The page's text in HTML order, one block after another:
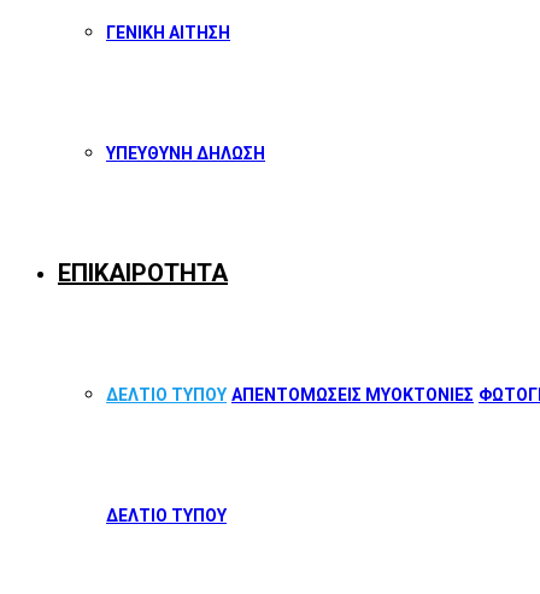
ΓΕΝΙΚΗ ΑΙΤΗΣΗ
ΥΠΕΥΘΥΝΗ ΔΗΛΩΣΗ
ΕΠΙΚΑΙΡΟΤΗΤΑ
ΔΕΛΤΙΟ ΤΥΠΟΥ ΑΠΕΝΤΟΜΩΣΕΙΣ ΜΥΟΚΤΟΝΙΕΣ
ΔΕΛΤΙΟ ΤΥΠΟΥ